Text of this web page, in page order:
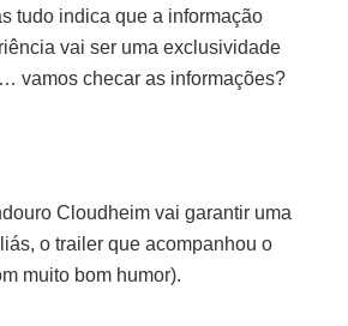
tudo indica que a informação
vai ser uma exclusividade
vamos checar as informações?
Cloudheim vai garantir uma
o trailer que acompanhou o
muito bom humor).